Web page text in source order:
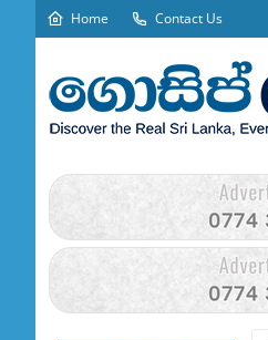
Home Contact Us